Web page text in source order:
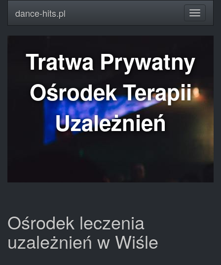
dance-hits.pl
Tratwa Prywatny
Ośrodek Terapii
Uzależnień
Ośrodek leczenia
uzależnień w Wiśle